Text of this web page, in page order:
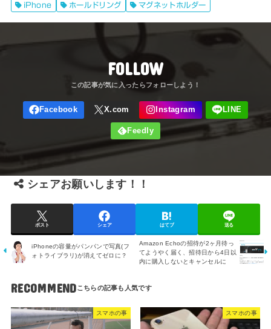
iPhone
ホールドリング マグネットホルダー
FOLLOW
シェアお願いします！！
ポスト シェア はてブ 送る
Amazon Echoの招待が2ヶ月待っ
てようやく届く、招待日から4日以
内に購入しないとキャンセルに
iPhoneの容量がパンパンで写真(フ
ォトライブラリ)が消えてゼロに？
RECOMMEND
スマホの事 スマホの事